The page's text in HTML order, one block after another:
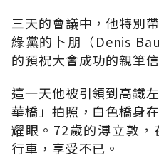
三天的會議中，他特別
綠黨的卜朋（Denis
的預祝大會成功的親筆信
這一天他被引領到高鐵
華橋」拍照，白色橋身
耀眼。72歲的溥立敦，
行車，享受不已。